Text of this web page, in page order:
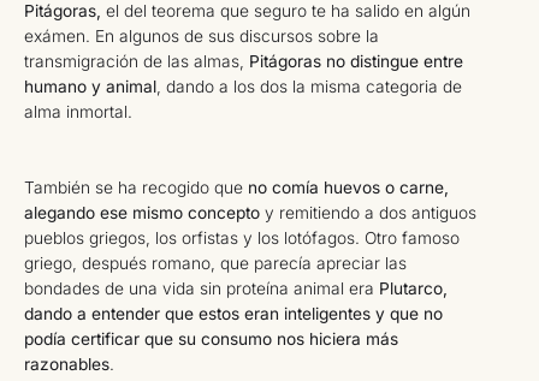
Pitágoras, el del teorema que seguro te ha salido en algún
exámen. En algunos de sus discursos sobre la
transmigración de las almas, Pitágoras no distingue entre
humano y animal, dando a los dos la misma categoria de
alma inmortal.
También se ha recogido que no comía huevos o carne,
alegando ese mismo concepto y remitiendo a dos antiguos
pueblos griegos, los orfistas y los lotófagos. Otro famoso
griego, después romano, que parecía apreciar las
bondades de una vida sin proteína animal era Plutarco,
dando a entender que estos eran inteligentes y que no
podía certificar que su consumo nos hiciera más
razonables.